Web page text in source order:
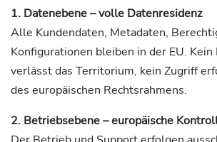
1. Datenebene – volle Datenresidenz
Alle Kundendaten, Metadaten,
Konfigurationen bleiben in der EU. Kein
verlässt das Territorium, kein Zugriff
des europäischen Rechtsrahmens.
2. Betriebsebene – europäische